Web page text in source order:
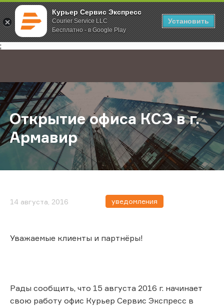
Курьер Сервис Экспресс
Courier Service LLC
Бесплатно - в Google Play
Установить
;
Главная О компании Новости Открытие офиса КСЭ в г. Армавир
Открытие офиса КСЭ в г.
Армавир
14 августа, 2016 уведомления
Уважаемые клиенты и партнёры!
Рады сообщить, что 15 августа 2016 г. начинает
свою работу офис Курьер Сервис Экспресс в